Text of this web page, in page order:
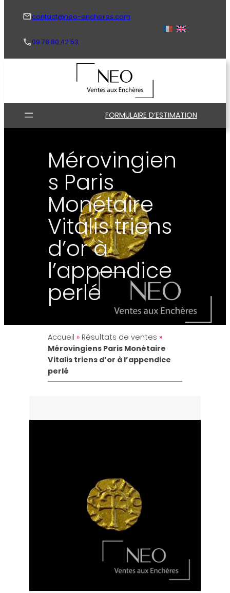
contact@neo-encheres.com
09 78 80 42 53
FORMULAIRE D’ESTIMATION
Mérovingien
s Paris
Monétaire
Vitalis triens
d’or à
l’appendice
perlé
Accueil » Résultats de ventes »
Mérovingiens Paris Monétaire
Vitalis triens d’or à l’appendice
perlé